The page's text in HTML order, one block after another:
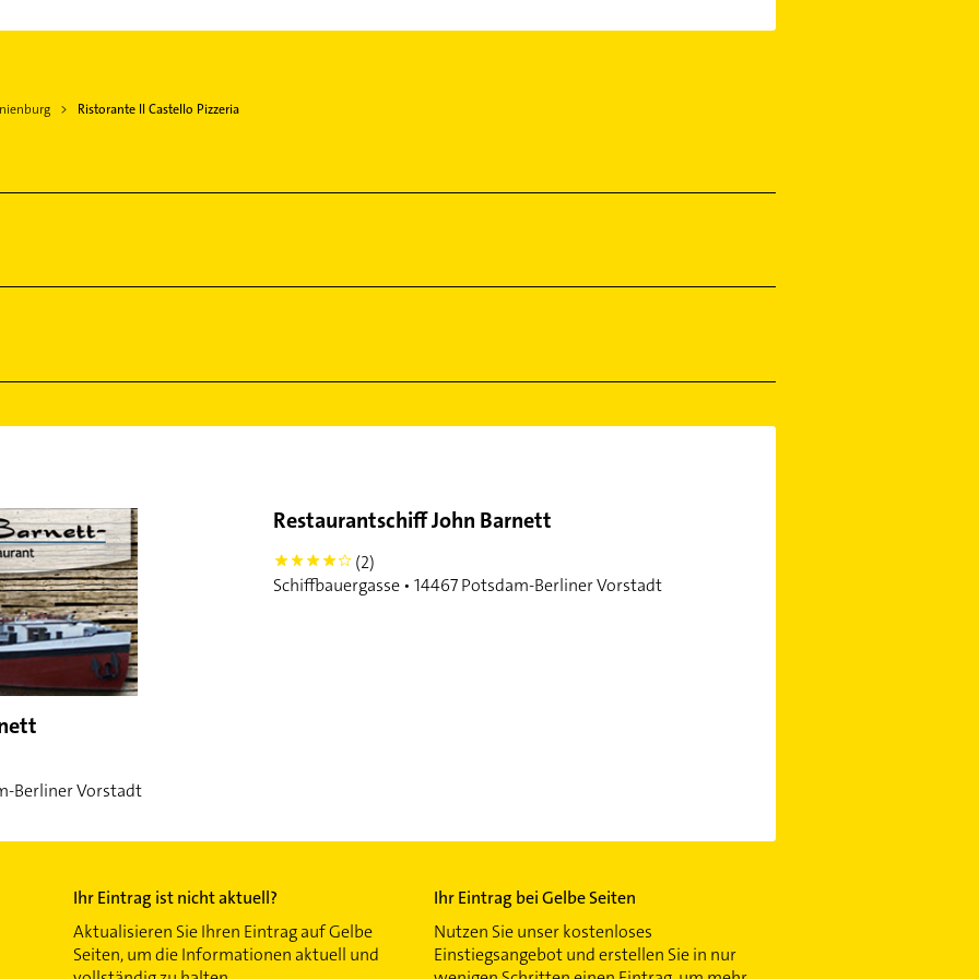
Ristorante Il Castello Pizzeria
Berliner Vorstadt
Restaurantschiff John Barnett
4
(2)
Schiffbauergasse • 14467 Potsdam-Berliner Vorstadt
Ihr Eintrag ist nicht aktuell?
Aktualisieren Sie Ihren Eintrag auf Gelbe
Seiten, um die Informationen aktuell und
Ihr Eintrag bei Gelbe Seiten
Nutzen Sie unser kostenloses
Einstiegsangebot und erstellen Sie in nur